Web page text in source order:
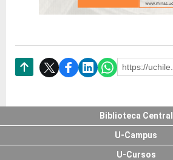
https://
Biblioteca Central
U-Campus
U-Cursos